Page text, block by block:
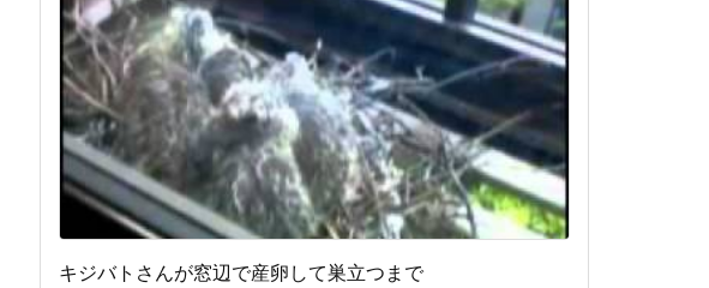
キジバトさんが窓辺で産卵して巣立つまで